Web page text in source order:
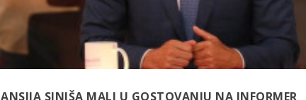
SINIŠA MALI U GOSTOVANJU NA INFORMER